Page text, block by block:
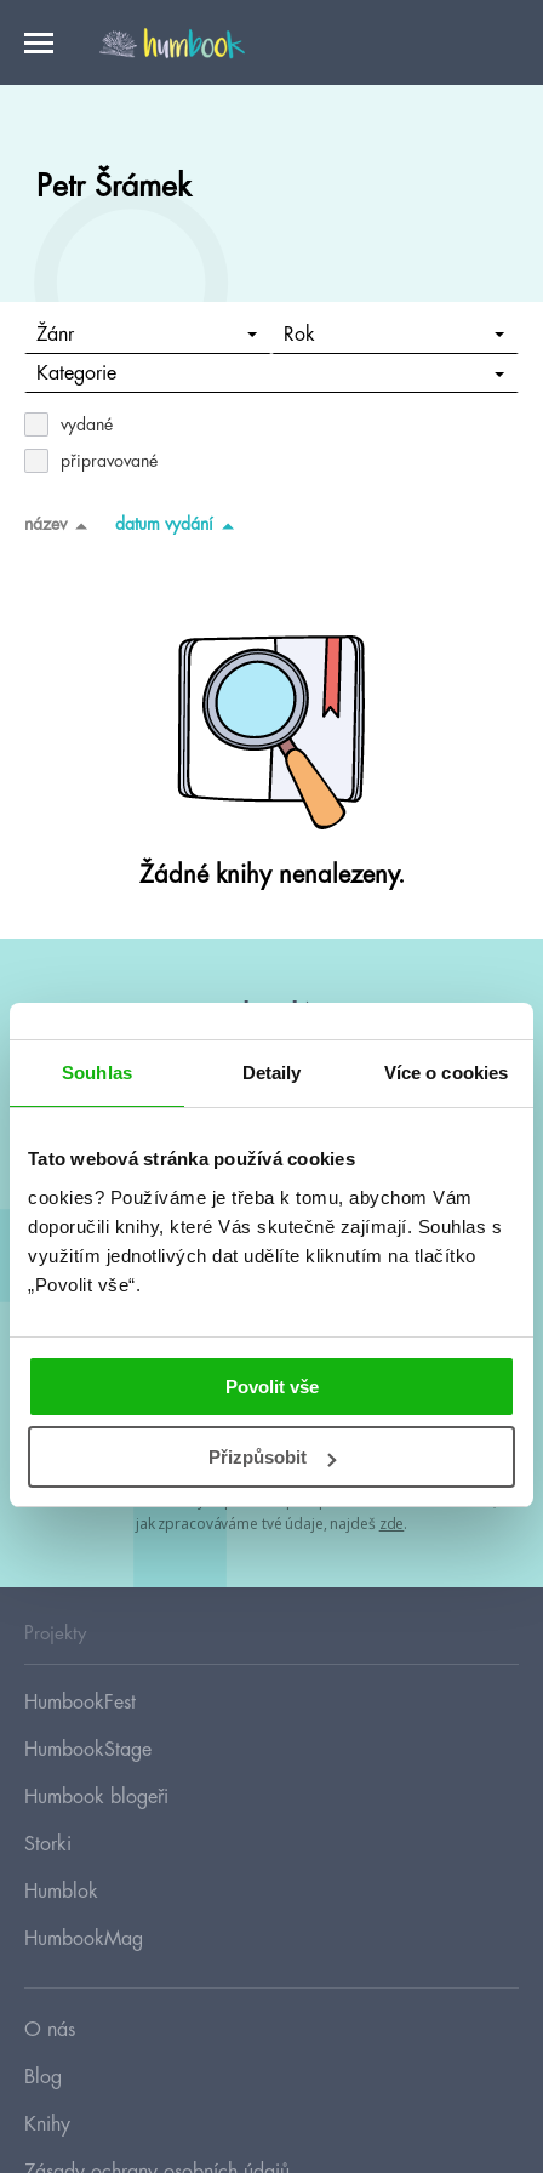
Souhlas Detaily Více o cookies
Tato webová stránka používá cookies
cookies? Používáme je třeba k tomu, abychom Vám
doporučili knihy, které Vás skutečně zajímají. Souhlas s
využitím jednotlivých dat udělíte kliknutím na tlačítko
„Povolit vše“.
Povolit vše
Přizpůsobit
Petr Šrámek
Žánr Rok
Kategorie
vydané
připravované
název datum vydání
Žádné knihy nenalezeny.
Vše kolem #youngadult každý měsíc rovnou do mailu!
a seriálové adaptace a další.
Souhlasím spodmínkami zpracování osobních údajů
Tvá e-mailová adresa je u nás v bezpečí. Přečti si
jak zpracováváme tvé údaje, najdeš zde.
Projekty
HumbookFest
HumbookStage
Humbook blogeři
Storki
Humblok
HumbookMag
O nás
Blog
Knihy